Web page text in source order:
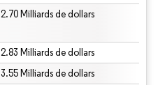
2.70 Milliards de dollars
2.83 Milliards de dollars
3.55 Milliards de dollars